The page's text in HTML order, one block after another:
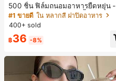
500 ชิ้น ฟิล์มถนอมอาหารยืดหยุ่น -
ครอบจานใสยืดหยุ่น, ใช้ซ้ำได้, หลา
ลายฟังก์ชัน, ไม่มีกลิ่น, ป้องกันฝุ่น เห
าะกับขนาดจานทุกขนาด, สิ่งจำเป็
ล์มพลาสติกใช้ซ้ำได้, ฟิล์มพลาสติก
าร, สิ่งจำเป็นในครัว
#1 ขายดี ใน หลากสี ฝาปิดอาหาร
400+ sold
฿36 -8%